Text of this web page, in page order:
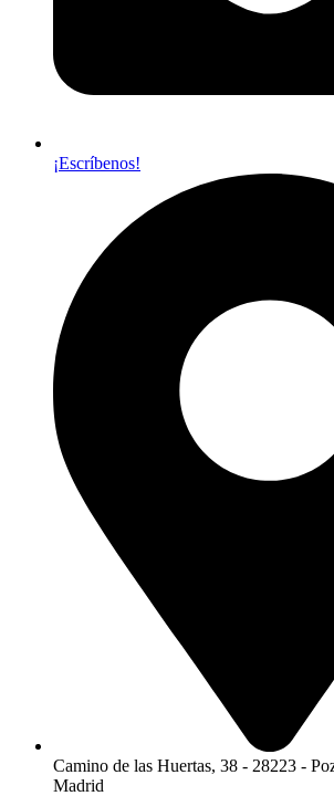
¡Escríbenos!
Camino de las Huertas, 38 - 28223 -
Madrid